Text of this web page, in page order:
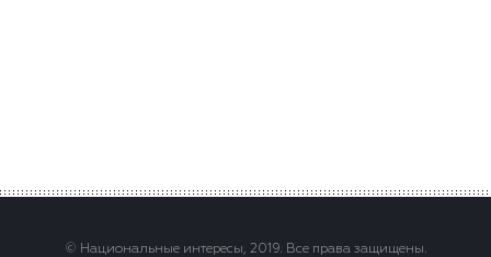
© Национальные интересы, 2019. Все права защищены.